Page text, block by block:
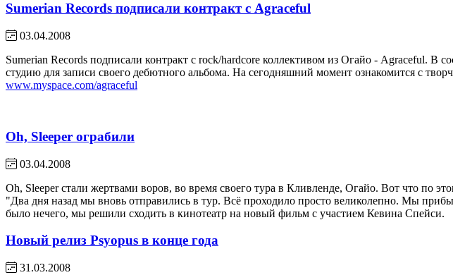
Sumerian Records подписали контракт с Agraceful
03.04.2008
Sumerian Records подписали контракт с rock/hardcore коллективом из Огайо - Agraceful. В
студию для записи своего дебютного альбома. На сегодняшний момент ознакомится с
www.myspace.com/agraceful
Oh, Sleeper ограбили
03.04.2008
Oh, Sleeper стали жертвами воров, во время своего тура в Кливленде, Огайо. Вот что по
"Два дня назад мы вновь отправились в тур. Всё проходило просто великолепно. Мы
было нечего, мы решили сходить в кинотеатр на новый фильм с участием Кевина Спейси.
Новый релиз Psyopus в конце года
31.03.2008